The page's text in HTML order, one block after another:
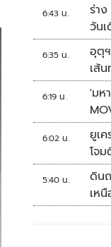
6:43 น.
ร่าง
วัน
เผ
6:35 น.
อุตุ
เส้
6:19 น.
'มห
พา
6:02 น.
ยูเ
โจ
5:40 น.
ดิน
เห